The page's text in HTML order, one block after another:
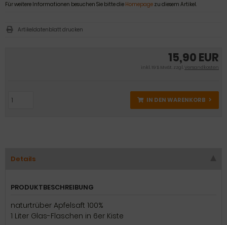
15,90 EUR
inkl. 19 % MwSt. zzgl.Versandkosten
IN DEN WARENKORB
Für weitere Informationen besuchen Sie bitte die Homepage zu diesem Artikel.
Artikeldatenblatt drucken
Details
PRODUKTBESCHREIBUNG
naturtrüber Apfelsaft 100%
1 Liter Glas-Flaschen in 6er Kiste